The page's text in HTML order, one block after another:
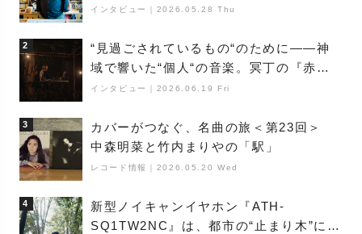
巨匠”が明かす創作の原点と、「動き」に
インタビュー 2026.05.28 Thu
2
“見過ごされているもの“のために――神
域で響いた“個人“の音楽。冥丁の『赤城
夜神楽』をレポート
インタビュー 2026.06.19 Fri
3
カバーがつなぐ、名曲の旅＜第23回＞
中森明菜と竹内まりやの「駅」
レコード情報 2026.05.20 Wed
4
新型ノイキャンイヤホン『ATH-
SQ1TW2NC』は、都市の“止まり木”にな